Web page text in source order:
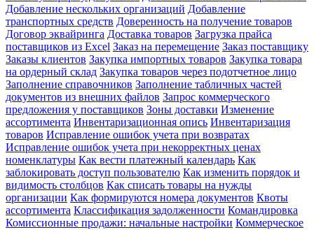
Добавление нескольких организаций Добавление
транспортных средств Доверенность на получение товаров
Договор эквайринга Доставка товаров Загрузка прайса
поставщиков из Excel Заказ на перемещение Заказ поставщику
Заказы клиентов Закупка импортных товаров Закупка товара
на ордерный склад Закупка товаров через подотчетное лицо
Заполнение справочников Заполнение табличных частей
документов из внешних файлов Запрос коммерческого
предложения у поставщиков Зоны доставки Изменение
ассортимента Инвентаризационная опись Инвентаризация
товаров Исправление ошибок учета при возвратах
Исправление ошибок учета при некорректных ценах
номенклатуры Как вести платежный календарь Как
заблокировать доступ пользователю Как изменить порядок и
видимость столбцов Как списать товары на нужды
организации Как формируются номера документов Квоты
ассортимента Классификация задолженности Командировка
Комиссионные продажи: начальные настройки Коммерческое